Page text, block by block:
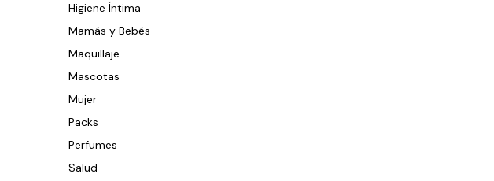
Higiene Íntima
Mamás y Bebés
Maquillaje
Mascotas
Mujer
Packs
Perfumes
Salud